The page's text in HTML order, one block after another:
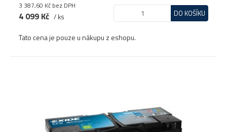
3 387,60 Kč bez DPH
4 099 Kč / ks DO KOŠÍKU
Tato cena je pouze u nákupu z eshopu.